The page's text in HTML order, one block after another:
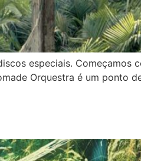
especiais. Começamos
Orquestra é um ponto